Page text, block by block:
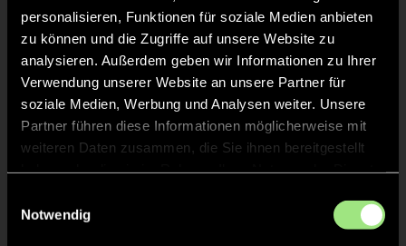
personalisieren, Funktionen für soziale Medien anbieten
zu können und die Zugriffe auf unsere Website zu
analysieren. Außerdem geben wir Informationen zu Ihrer
Verwendung unserer Website an unsere Partner für
soziale Medien, Werbung und Analysen weiter. Unsere
Partner führen diese Informationen möglicherweise mit
weiteren Daten zusammen, die Sie ihnen bereitgestellt
Notwendig
Staff
Sonja DITTBRENNER
Oliver HOLM